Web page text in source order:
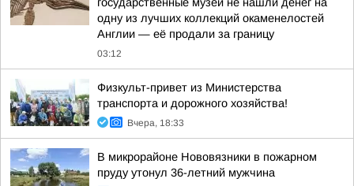
одну из лучших коллекций окаменелостей
Англии — её продали за границу
03:12
Физкульт-привет из Министерства
транспорта и дорожного хозяйства!
Вчера, 18:33
В микрорайоне Нововязники в пожарном
пруду утонул 36-летний мужчина